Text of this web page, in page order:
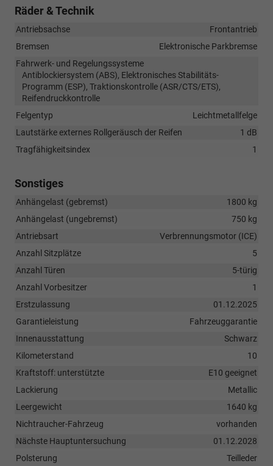
Räder & Technik
Antriebsachse
Frontantrieb
Bremsen
Elektronische Parkbremse
Fahrwerk- und Regelungssysteme
Antiblockiersystem (ABS), Elektronisches Stabilitäts-
Programm (ESP), Traktionskontrolle (ASR/CTS/ETS),
Reifendruckkontrolle
Felgentyp
Leichtmetallfelge
Lautstärke externes Rollgeräusch der Reifen
1 dB
Tragfähigkeitsindex
1
Sonstiges
Anhängelast (gebremst)
1800 kg
Anhängelast (ungebremst)
750 kg
Antriebsart
Verbrennungsmotor (ICE)
Anzahl Sitzplätze
5
Anzahl Türen
5-türig
Anzahl Vorbesitzer
1
Erstzulassung
01.12.2025
Garantieleistung
Fahrzeuggarantie
Innenausstattung
Schwarz
Kilometerstand
10
Kraftstoff: unterstützte
E10 geeignet
Lackierung
Metallic
Leergewicht
1640 kg
Nichtraucher-Fahrzeug
vorhanden
Nächste Hauptuntersuchung
01.12.2028
Polsterung
Teilleder